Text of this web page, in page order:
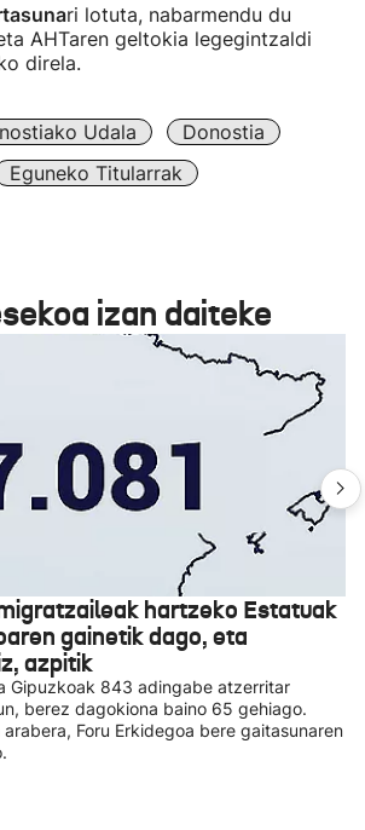
ri lotuta, nabarmendu du
AHTaren geltokia legegintzaldi
direla.
Udala
Donostia
Eguneko Titularrak
izan daiteke
hartzeko Estatuak
gainetik dago, eta
azpitik
Gipuzkoak 843 adingabe atzerritar
berez dagokiona baino 65 gehiago.
Foru Erkidegoa bere gaitasunaren